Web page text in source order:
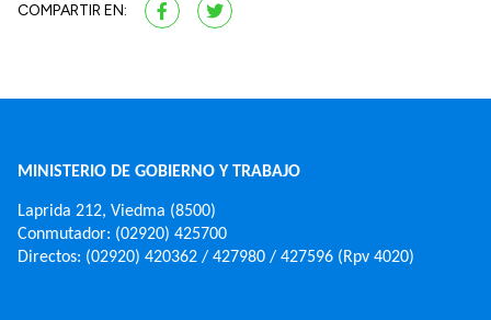
COMPARTIR EN:
MINISTERIO DE GOBIERNO Y TRABAJO
Laprida 212, Viedma (8500)
Conmutador: (02920) 425700
Directos: (02920) 420362 / 427980 / 427596 (Rpv 4020)